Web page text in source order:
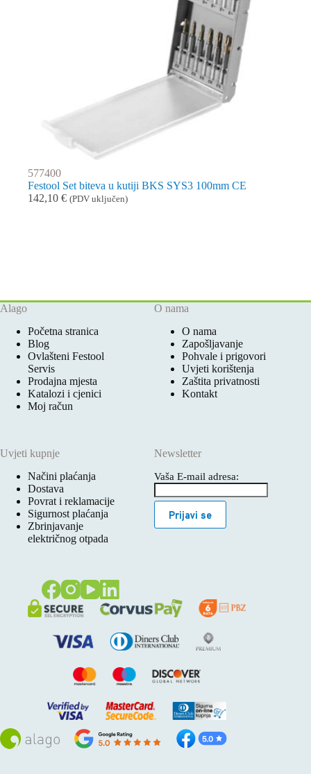
577400
Festool Set biteva u kutiji BKS SYS3 100mm CE
142,10 € (PDV uključen)
Alago
Početna stranica
Blog
Ovlašteni Festool
Servis
Prodajna mjesta
Katalozi i cjenici
Moj račun
O nama
O nama
Zapošljavanje
Pohvale i prigovori
Uvjeti korištenja
Zaštita privatnosti
Kontakt
Uvjeti kupnje
Načini plaćanja
Dostava
Povrat i reklamacije
Sigurnost plaćanja
Zbrinjavanje
električnog otpada
Newsletter
Vaša E-mail adresa:
Prijavi se